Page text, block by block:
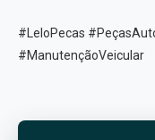
#LeloPecas
#ManutençãoVeicular